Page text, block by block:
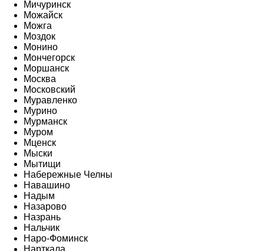
Мичуринск
Можайск
Можга
Моздок
Монино
Мончегорск
Моршанск
Москва
Московский
Муравленко
Мурино
Мурманск
Муром
Мценск
Мыски
Мытищи
Набережные Челны
Навашино
Надым
Назарово
Назрань
Нальчик
Наро-Фоминск
Нарткала